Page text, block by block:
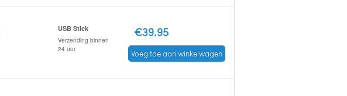
USB Stick
Verzending binnen
24 uur
€39.95
Voeg toe aan winkelwagen